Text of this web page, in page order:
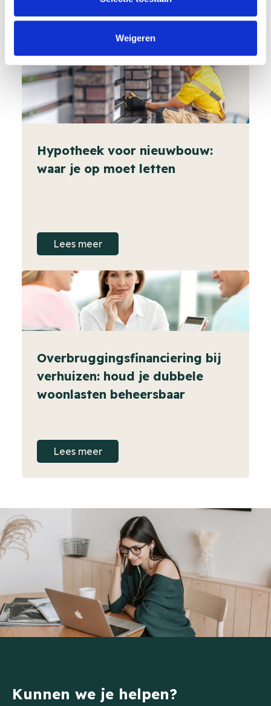
Weigeren
Hypotheek voor nieuwbouw:
waar je op moet letten
Lees meer
Overbruggingsfinanciering bij
verhuizen: houd je dubbele
woonlasten beheersbaar
Lees meer
Kunnen we je helpen?